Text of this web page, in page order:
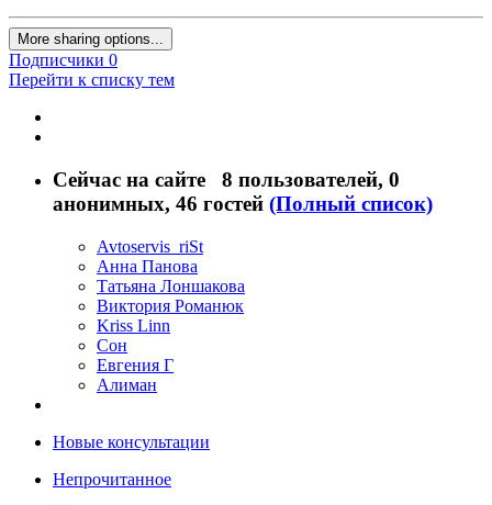
More sharing options...
Подписчики 0
Перейти к списку тем
Сейчас на сайте 8 пользователей, 0
анонимных, 46 гостей (Полный список)
Avtoservis_riSt
Анна Панова
Татьяна Лоншакова
Виктория Романюк
Kriss Linn
Сон
Евгения Г
Алиман
Новые консультации
Непрочитанное